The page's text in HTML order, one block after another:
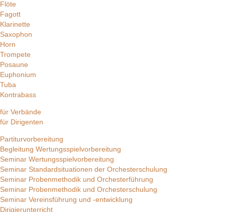
Flöte
Fagott
Klarinette
Saxophon
Horn
Trompete
Posaune
Euphonium
Tuba
Kontrabass
für Verbände
für Dirigenten
Partiturvorbereitung
Begleitung Wertungsspielvorbereitung
Seminar Wertungsspielvorbereitung
Seminar Standardsituationen der Orchesterschulung
Seminar Probenmethodik und Orchesterführung
Seminar Probenmethodik und Orchesterschulung
Seminar Vereinsführung und -entwicklung
Dirigierunterricht